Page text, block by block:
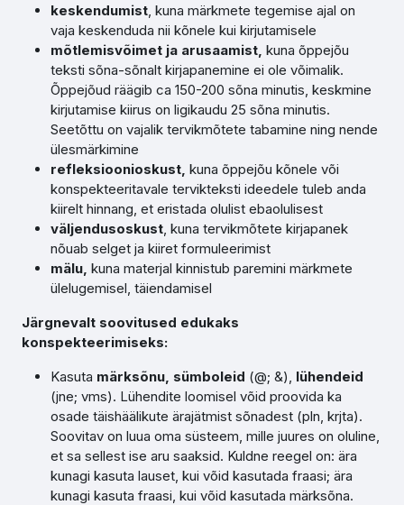
keskendumist, kuna märkmete tegemise ajal on
vaja keskenduda nii kõnele kui kirjutamisele
mõtlemisvõimet ja arusaamist, kuna õppejõu
teksti sõna-sõnalt kirjapanemine ei ole võimalik.
Õppejõud räägib ca 150-200 sõna minutis, keskmine
kirjutamise kiirus on ligikaudu 25 sõna minutis.
Seetõttu on vajalik tervikmõtete tabamine ning nende
ülesmärkimine
refleksioonioskust, kuna õppejõu kõnele või
konspekteeritavale tervikteksti ideedele tuleb anda
kiirelt hinnang, et eristada olulist ebaolulisest
väljendusoskust, kuna tervikmõtete kirjapanek
nõuab selget ja kiiret formuleerimist
mälu, kuna materjal kinnistub paremini märkmete
ülelugemisel, täiendamisel
Järgnevalt soovitused edukaks
konspekteerimiseks:
Kasuta märksõnu, sümboleid (@; &), lühendeid
(jne; vms). Lühendite loomisel võid proovida ka
osade täishäälikute ärajätmist sõnadest (pln, krjta).
Soovitav on luua oma süsteem, mille juures on oluline,
et sa sellest ise aru saaksid. Kuldne reegel on: ära
kunagi kasuta lauset, kui võid kasutada fraasi; ära
kunagi kasuta fraasi, kui võid kasutada märksõna.